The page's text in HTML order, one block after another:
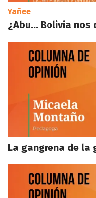
Yañee
¿Abu… Bolivia nos
La gangrena de la